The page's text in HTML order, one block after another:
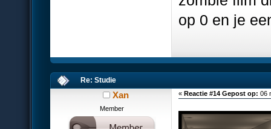
op 0 en je
Re: Studie
Xan
Member
«Reactie #14 Gepost op: 06